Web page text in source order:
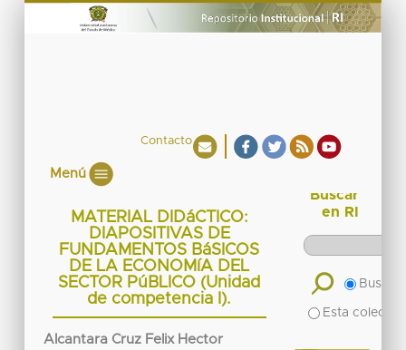
Contacto
Menú
MATERIAL DIDáCTICO:
DIAPOSITIVAS DE
FUNDAMENTOS BáSICOS
DE LA ECONOMíA DEL
SECTOR PúBLICO (Unidad
de competencia I).
Alcantara Cruz Felix Hector
Buscar
en RI
Buscar
Esta